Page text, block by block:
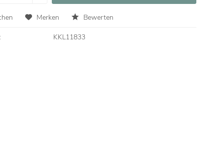
Merken Bewerten
KKL11833